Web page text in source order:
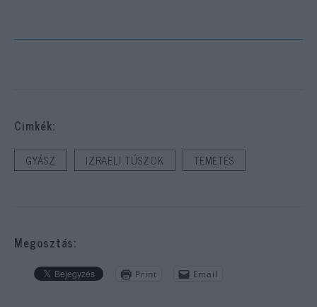
Cimkék:
GYÁSZ IZRAELI TÚSZOK TEMETÉS
Megosztás:
Print Email